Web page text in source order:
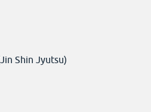
Shin Jyutsu)